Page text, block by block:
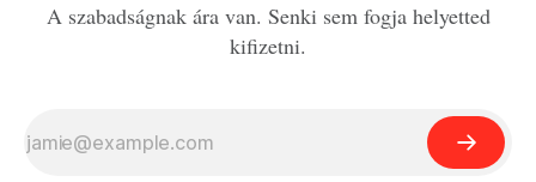
A szabadságnak ára van. Senki sem fogja helyetted
kifizetni.